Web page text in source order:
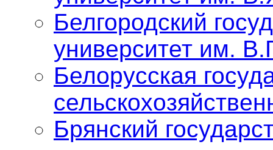
Белгородский
университет им.
Белорусская
Брянский